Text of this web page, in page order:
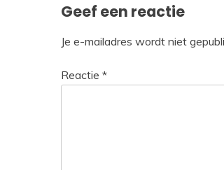
Geef een reactie
Je e-mailadres wordt niet
Reactie *